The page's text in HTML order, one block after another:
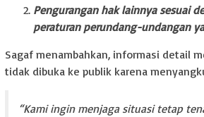
Pengurangan hak lainnya sesuai
peraturan perundang-undangan
Sagaf menambahkan, informasi detail
tidak dibuka ke publik karena
“Kami ingin menjaga situasi tetap